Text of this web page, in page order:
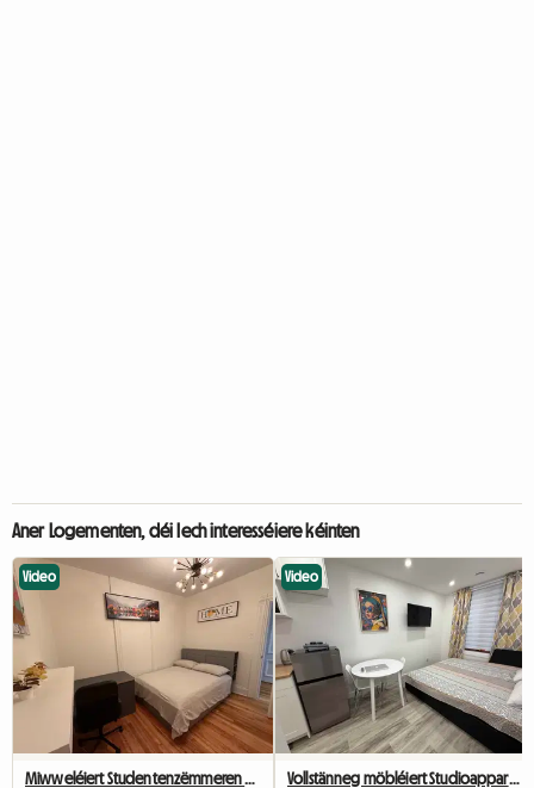
Aner Logementen, déi Iech interesséiere kéinten
Video Video
Vollstänneg möbléiert Studioappartement, All-inclusive, no bei der Metrostatioun Berri-UQAM